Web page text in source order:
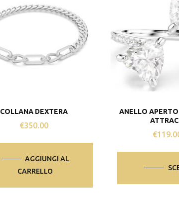
COLLANA DEXTERA
€350.00
AGGIUNGI AL
CARRELLO
ANELLO
€